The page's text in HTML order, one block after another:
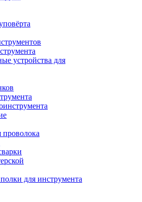
устройства для
проволока
для инструмента